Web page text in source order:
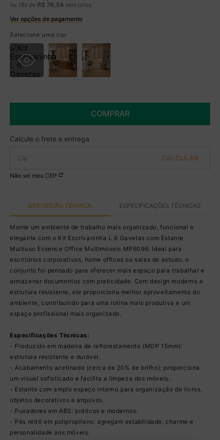
ou 18x de R$ 76 58 sem juros
Ver opções de pagamento
Boleto
R$ 1.139,99 à vista no Boleto
Você economiza R$ 60,00
Selecione uma cor
COMPRAR
Não sei meu CEP
DESCRIÇÃO TÉCNICA ESPECIFICAÇÕES TÉCNICAS
Monte um ambiente de trabalho mais organizado, funcional e
elegante com o Kit Escrivaninha L 6 Gavetas com Estante
Multiuso Essence Office Multimóveis MP6096. Ideal para
escritórios corporativos, home offices ou salas de estudo, o
conjunto foi pensado para oferecer mais espaço para trabalhar e
armazenar documentos com praticidade. Com design moderno e
estrutura resistente, ele proporciona melhor aproveitamento do
ambiente, contribuindo para uma rotina mais produtiva e um
espaço profissional mais organizado.
Especificações Técnicas:
- Produzido em madeira de reflorestamento (MDP 15mm):
estrutura resistente e durável.
- Acabamento acetinado (cerca de 20% de brilho): proporciona
um visual sofisticado e facilita a limpeza dos móveis.
- Estante com amplo espaço interno para organização de livros,
objetos decorativos e arquivos.
- Puxadores em ABS: práticos e modernos.
- Pés retrô em polipropileno: agregam estabilidade, charme e
personalidade aos móveis.